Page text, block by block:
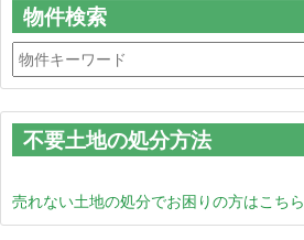
物件検索
不要土地の処分方法
売れない土地の処分でお困りの方はこちら